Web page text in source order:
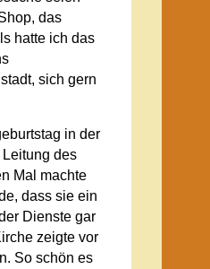
das
hatte ich das
sich gern
in der
des
Mal machte
dass sie ein
Dienste gar
zeigte vor
So schön es